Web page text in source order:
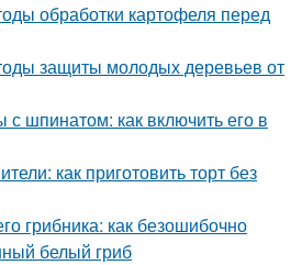
обработки картофеля перед
защиты молодых деревьев от
шпинатом: как включить его в
как приготовить торт без
грибника: как безошибочно
белый гриб